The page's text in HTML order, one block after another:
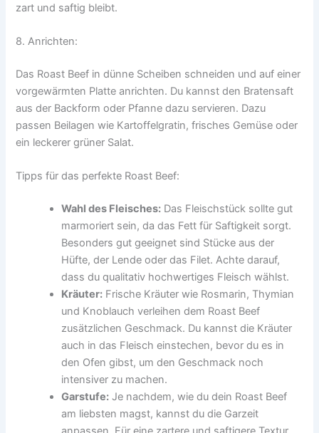
zart und saftig bleibt.
8. Anrichten:
Das Roast Beef in dünne Scheiben schneiden und auf einer
vorgewärmten Platte anrichten. Du kannst den Bratensaft
aus der Backform oder Pfanne dazu servieren. Dazu
passen Beilagen wie Kartoffelgratin, frisches Gemüse oder
ein leckerer grüner Salat.
Tipps für das perfekte Roast Beef:
Wahl des Fleisches: Das Fleischstück sollte gut
marmoriert sein, da das Fett für Saftigkeit sorgt.
Besonders gut geeignet sind Stücke aus der
Hüfte, der Lende oder das Filet. Achte darauf,
dass du qualitativ hochwertiges Fleisch wählst.
Kräuter: Frische Kräuter wie Rosmarin, Thymian
und Knoblauch verleihen dem Roast Beef
zusätzlichen Geschmack. Du kannst die Kräuter
auch in das Fleisch einstechen, bevor du es in
den Ofen gibst, um den Geschmack noch
intensiver zu machen.
Garstufe: Je nachdem, wie du dein Roast Beef
am liebsten magst, kannst du die Garzeit